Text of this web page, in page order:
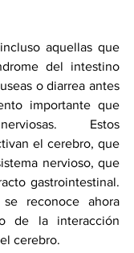
aquellas que
del intestino
o diarrea antes
importante que
Estos
el cerebro, que
nervioso, que
gastrointestinal.
reconoce ahora
de la interacción
cerebro.